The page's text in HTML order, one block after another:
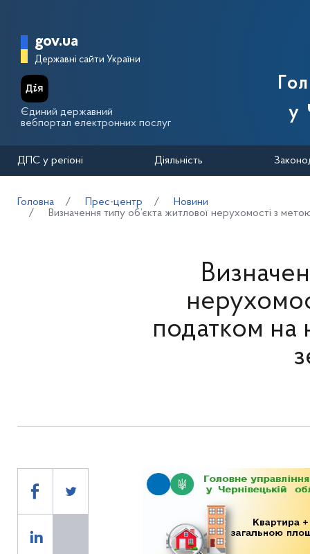
Головна сторінка Державної
gov.ua
Державні сайти України
Єдиний державний
вебпортал електронних послуг
у
ДПС у регіоні Діяльність
Головна Прес-центр
Новини
Визначення типу об’єкта житлової нерухомості з
податком на